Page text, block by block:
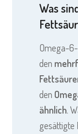
Was
Omega-
den
den
ähnlich.
gesättigte